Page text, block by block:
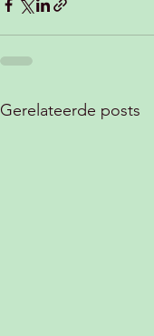
Gerelateerde posts